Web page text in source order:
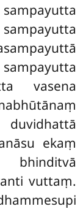
vasena
ekaṃ
vuttaṃ.